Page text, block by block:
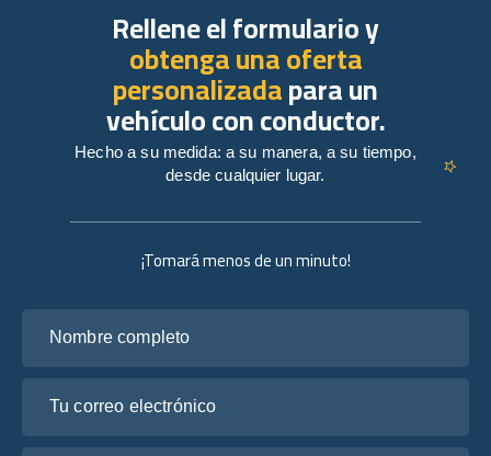
¡Tomará menos de un minuto!
Rellene el formulario y
obtenga una oferta
personalizadapara un
vehículo con conductor.
Hecho a su medida: a su manera, a su tiempo,
desde cualquier lugar.